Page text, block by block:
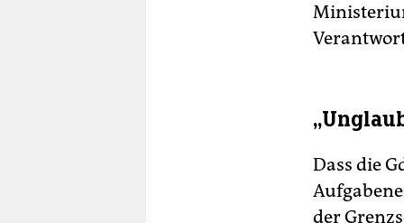
Dass die
der